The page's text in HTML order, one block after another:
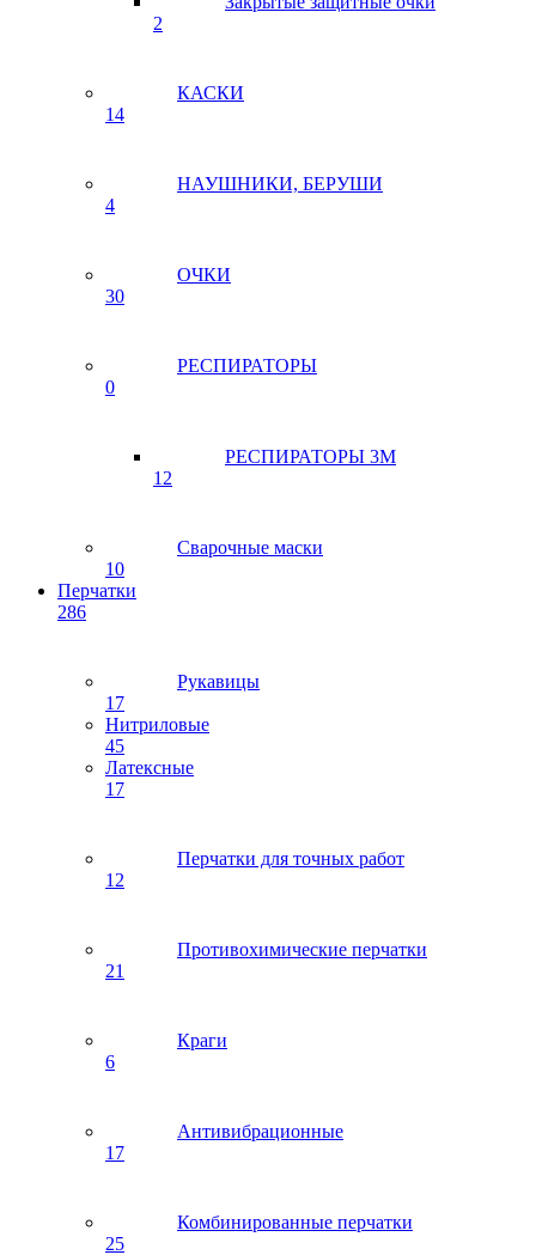
2
КАСКИ
14
НАУШНИКИ, БЕРУШИ
4
ОЧКИ
30
РЕСПИРАТОРЫ
0
РЕСПИРАТОРЫ 3М
12
Сварочные маски
10
Перчатки
286
Рукавицы
17
Нитриловые
45
Латексные
17
Перчатки для точных работ
12
Противохимические перчатки
21
Краги
6
Антивибрационные
17
Комбинированные перчатки
25